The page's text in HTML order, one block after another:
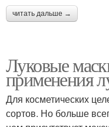
читать дальше →
Луковые
применения
Для косметических
сортов. Но больше